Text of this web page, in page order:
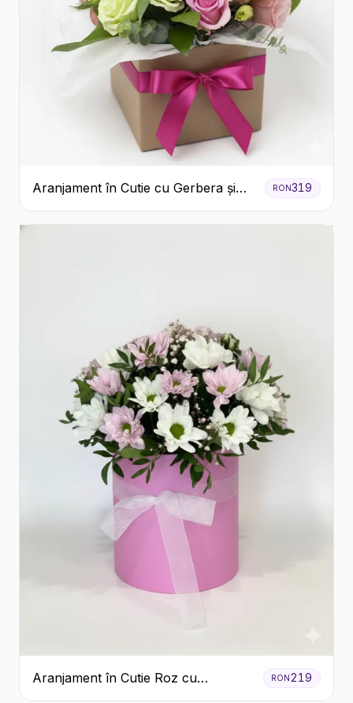
Aranjament în Cutie cu Gerbera și
Trandafiri Roz
RON319
Aranjament în Cutie Roz cu
Crizanteme Albe și Lila
RON219